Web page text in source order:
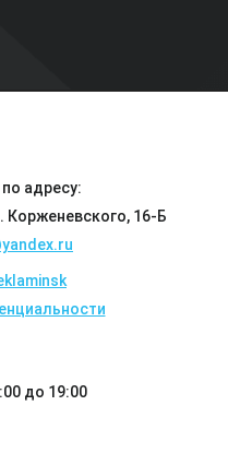
адресу:
Корженевского, 16-Б
до 19:00